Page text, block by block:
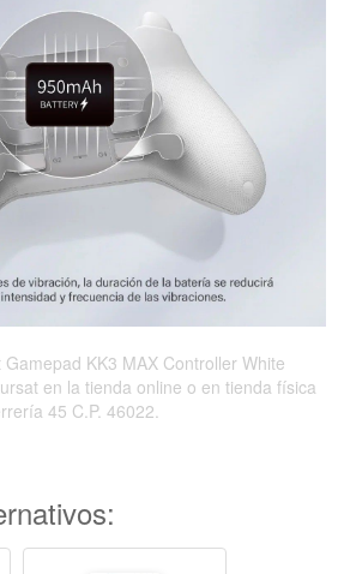
KK3 MAX Controller White
en la tienda online o en tienda física
45 C.P. 46022.